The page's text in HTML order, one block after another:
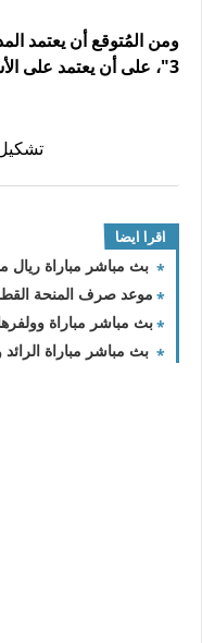
3"، على أن يعتمد على الأسماء التالية:
تشكيل
اقرا ايضا
بث مباشر مباراة ريال مدريد وريال
موعد صرف المنحة القطرية الجديدة 2023 رابط المنحة القطرية
بث مباشر مباراة وولفرهامبتون
بث مباشر مباراة الرائد والنصر بتاريخ